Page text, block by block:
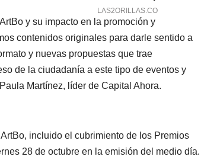
y su impacto en la promoción y
contenidos originales para darle sentido a
y nuevas propuestas que trae
de la ciudadanía a este tipo de eventos y
Martínez, líder de Capital Ahora.
incluido el cubrimiento de los Premios
28 de octubre en la emisión del medio día.